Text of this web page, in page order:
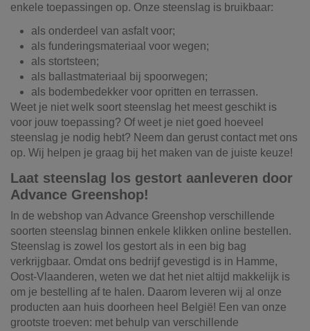
enkele toepassingen op. Onze steenslag is bruikbaar:
als onderdeel van asfalt voor;
als funderingsmateriaal voor wegen;
als stortsteen;
als ballastmateriaal bij spoorwegen;
als bodembedekker voor opritten en terrassen.
Weet je niet welk soort steenslag het meest geschikt is
voor jouw toepassing? Of weet je niet goed hoeveel
steenslag je nodig hebt? Neem dan gerust contact met ons
op. Wij helpen je graag bij het maken van de juiste keuze!
Laat steenslag los gestort aanleveren door
Advance Greenshop!
In de webshop van Advance Greenshop verschillende
soorten steenslag binnen enkele klikken online bestellen.
Steenslag is zowel los gestort als in een big bag
verkrijgbaar. Omdat ons bedrijf gevestigd is in Hamme,
Oost-Vlaanderen, weten we dat het niet altijd makkelijk is
om je bestelling af te halen. Daarom leveren wij al onze
producten aan huis doorheen heel België! Een van onze
grootste troeven: met behulp van verschillende